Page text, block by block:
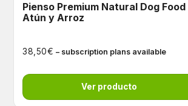
Pienso Premium Natural Dog
Atún y Arroz
38,50€ – subscription plans available
Ver producto